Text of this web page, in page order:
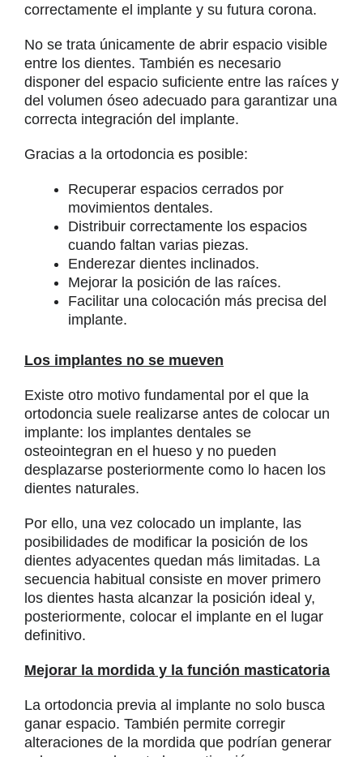
correctamente el implante y su futura corona.
No se trata únicamente de abrir espacio visible
entre los dientes. También es necesario
disponer del espacio suficiente entre las raíces y
del volumen óseo adecuado para garantizar una
correcta integración del implante.
Gracias a la ortodoncia es posible:
Recuperar espacios cerrados por
movimientos dentales.
Distribuir correctamente los espacios
cuando faltan varias piezas.
Enderezar dientes inclinados.
Mejorar la posición de las raíces.
Facilitar una colocación más precisa del
implante.
Los implantes no se mueven
Existe otro motivo fundamental por el que la
ortodoncia suele realizarse antes de colocar un
implante: los implantes dentales se
osteointegran en el hueso y no pueden
desplazarse posteriormente como lo hacen los
dientes naturales.
Por ello, una vez colocado un implante, las
posibilidades de modificar la posición de los
dientes adyacentes quedan más limitadas. La
secuencia habitual consiste en mover primero
los dientes hasta alcanzar la posición ideal y,
posteriormente, colocar el implante en el lugar
definitivo.
Mejorar la mordida y la función masticatoria
La ortodoncia previa al implante no solo busca
ganar espacio. También permite corregir
alteraciones de la mordida que podrían generar